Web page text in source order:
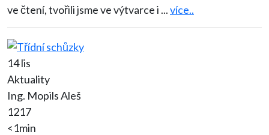
ve čtení, tvořili jsme ve výtvarce i ...více..
14 lis
Aktuality
Ing. Mopils Aleš
1217
<1min